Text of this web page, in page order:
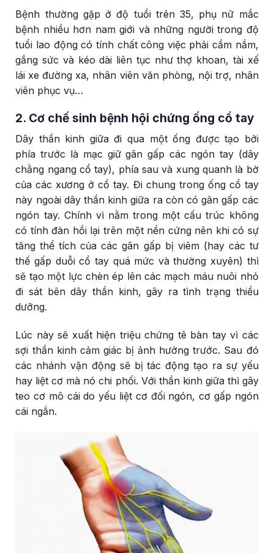
Bệnh thường gặp ở độ tuổi trên 35, phụ nữ mắc
bệnh nhiều hơn nam giới và những người trong độ
tuổi lao động có tính chất công việc phải cầm nắm,
gắng sức và kéo dài liên tục như thợ khoan, tài xế
lái xe đường xa, nhân viên văn phòng, nội trợ, nhân
viên phục vụ…
2. Cơ chế sinh bệnh hội chứng ống cổ tay
Dây thần kinh giữa đi qua một ống được tạo bởi
phía trước là mạc giữ gân gấp các ngón tay (dây
chằng ngang cổ tay), phía sau và xung quanh là bờ
của các xương ở cổ tay. Đi chung trong ống cổ tay
này ngoài dây thần kinh giữa ra còn có gân gấp các
ngón tay. Chính vì nằm trong một cấu trúc không
có tính đàn hồi lại trên một nền cứng nên khi có sự
tăng thể tích của các gân gấp bị viêm (hay các tư
thế gấp duỗi cổ tay quá mức và thường xuyên) thì
sẽ tạo một lực chèn ép lên các mạch máu nuôi nhỏ
đi sát bên dây thần kinh, gây ra tình trạng thiểu
dưỡng.
Lúc này sẽ xuất hiện triệu chứng tê bàn tay vì các
sợi thần kinh cảm giác bị ảnh hưởng trước. Sau đó
các nhánh vận động sẽ bị tác động tạo ra sự yếu
hay liệt cơ mà nó chi phối. Với thần kinh giữa thì gây
teo cơ mô cái do yếu liệt cơ đối ngón, cơ gấp ngón
cái ngắn.